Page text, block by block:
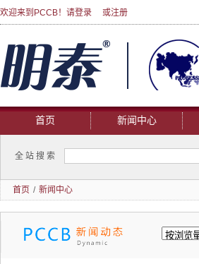
欢迎来到PCCB！请登录 或注册
首页 新闻中心
全站搜索
首页 / 新闻中心